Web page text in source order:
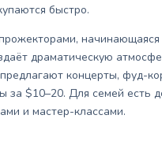
быстро.
начинающаяся
драматическую
концерты, фуд-
за $10–20. Для семей есть
и мастер-классами.